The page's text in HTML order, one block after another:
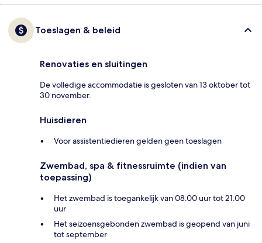
Toeslagen & beleid
Renovaties en sluitingen
De volledige accommodatie is gesloten van 13 oktober tot
30 november.
Huisdieren
Voor assistentiedieren gelden geen toeslagen
Zwembad, spa & fitnessruimte (indien van
toepassing)
Het zwembad is toegankelijk van 08.00 uur tot 21.00
uur
Het seizoensgebonden zwembad is geopend van juni
tot september